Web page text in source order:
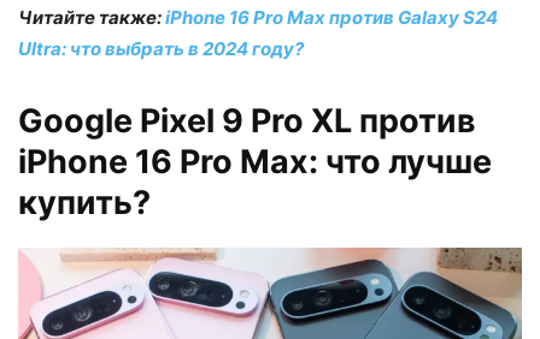
Читайте также:iPhone 16 Pro Max против Galaxy S24
Ultra: что выбрать в 2024 году?
Google Pixel 9 Pro XL против
iPhone 16 Pro Max: что лучше
купить?